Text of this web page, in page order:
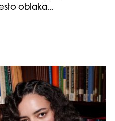
oblaka…